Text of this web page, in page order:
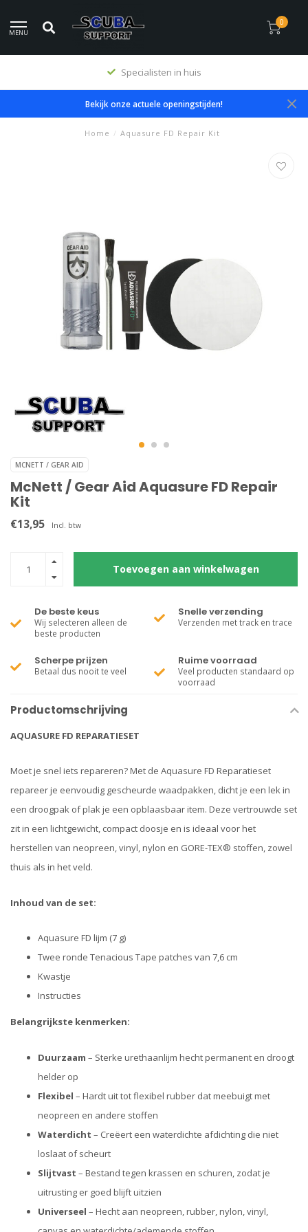
MENU
0
Specialisten in huis
Bekijk onze actuele openingstijden!
Home / Aquasure FD Repair Kit
MCNETT / GEAR AID
McNett / Gear Aid Aquasure FD Repair
Kit
€13,95 Incl. btw
Toevoegen aan winkelwagen
De beste keus
Wij selecteren alleen de
beste producten
Snelle verzending
Verzenden met track en trace
Scherpe prijzen
Betaal dus nooit te veel
Ruime voorraad
Veel producten standaard op
voorraad
Productomschrijving
AQUASURE FD REPARATIESET
Moet je snel iets repareren? Met de Aquasure FD Reparatieset
repareer je eenvoudig gescheurde waadpakken, dicht je een lek in
een droogpak of plak je een opblaasbaar item. Deze vertrouwde set
zit in een lichtgewicht, compact doosje en is ideaal voor het
herstellen van neopreen, vinyl, nylon en GORE-TEX® stoffen, zowel
thuis als in het veld.
Inhoud van de set:
Aquasure FD lijm (7 g)
Twee ronde Tenacious Tape patches van 7,6 cm
Kwastje
Instructies
Belangrijkste kenmerken:
Duurzaam – Sterke urethaanlijm hecht permanent en droogt
helder op
Flexibel – Hardt uit tot flexibel rubber dat meebuigt met
neopreen en andere stoffen
Waterdicht – Creëert een waterdichte afdichting die niet
loslaat of scheurt
Slijtvast – Bestand tegen krassen en schuren, zodat je
uitrusting er goed blijft uitzien
Universeel – Hecht aan neopreen, rubber, nylon, vinyl,